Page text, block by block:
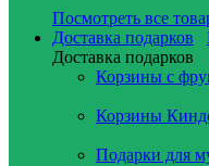
Посмотреть все
Доставка подарков
Доставка подарков
Корзины с
Корзины
Подарки для